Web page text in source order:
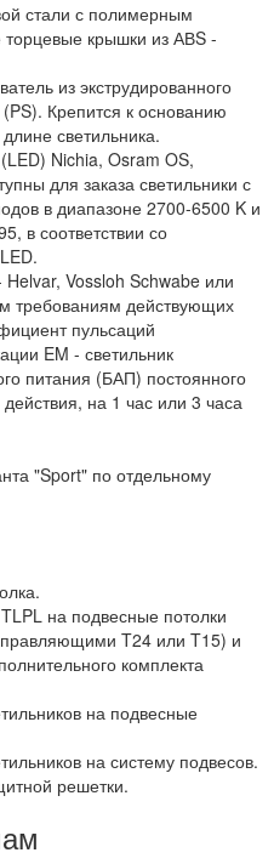
стали с полимерным
крышки из АВS -
из экструдированного
Крепится к основанию
светильника.
Nichia, Osram OS,
для заказа светильники с
в диапазоне 2700-6500 K и
в соответствии со
Vossloh Schwabe или
требованиям действующих
пульсаций
EM - светильник
питания (БАП) постоянного
на 1 час или 3 часа
"Sport" по отдельному
на подвесные потолки
T24 или T15) и
комплекта
на подвесные
на систему подвесов.
решетки.